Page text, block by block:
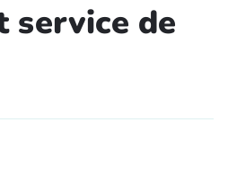
la table
service de